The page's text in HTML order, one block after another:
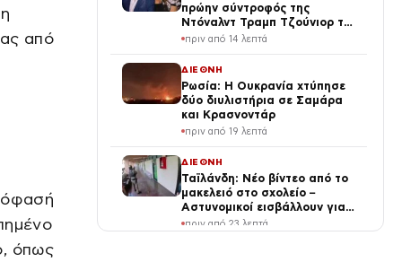
από
όπως
πρώην σύντροφός της
Ντόναλντ Τραμπ Τζούνιορ της
έδωσε 7,6 εκατ. δολάρια – Η
χωρισμό
πριν από 14 λεπτά
ΔΙΕΘΝΗ
Ρωσία: Η Ουκρανία χτύπησε
δύο διυλιστήρια σε Σαμάρα
και Κρασνοντάρ
πριν από 19 λεπτά
ΔΙΕΘΝΗ
Ταϊλάνδη: Νέο βίντεο από το
μακελειό στο σχολείο –
Αστυνομικοί εισβάλλουν για
να σώσουν τους μαθητές
πριν από 23 λεπτά